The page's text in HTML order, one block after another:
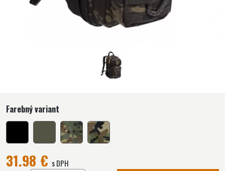
Farebný variant
31.98 € s DPH